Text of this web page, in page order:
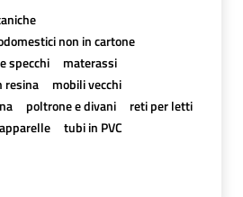
non in cartone
specchi
materassi
resina
mobili vecchi
poltrone e divani
reti per letti
tubi in PVC